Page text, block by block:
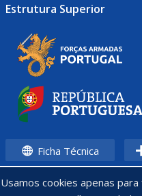
Usamos cookies apenas
Estrutura Superior
Ficha Técnica